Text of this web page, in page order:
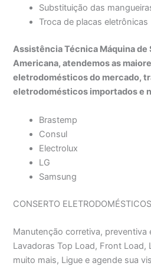
Substituição das
Troca de placas eletrônicas
Assistência Técnica Máquina de
Americana, atendemos as
eletrodomésticos do mercado,
eletrodomésticos importados e
Brastemp
Consul
Electrolux
LG
Samsung
CONSERTO ELETRODOMÉSTICOS
Manutenção corretiva, preventiva
Lavadoras Top Load, Front Load,
muito mais, Ligue e agende sua